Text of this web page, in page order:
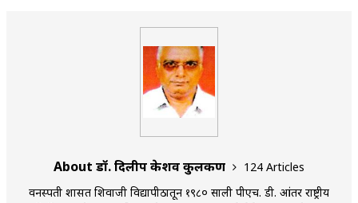
About डॉ. दिलीप केशव कुलकर्णी
124 Articles
वनस्पती शास्त्रात शिवाजी विद्यापीठातून १९८० साली पीएच. डी. आंतर राष्ट्रीय